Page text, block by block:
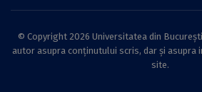
© Copyright 2026 Universitatea din
autor asupra conținutului scris, dar și asupra
site.